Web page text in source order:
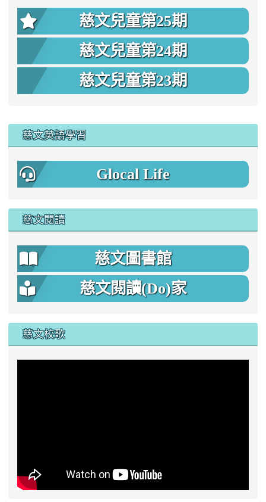
慈文兒童第25期
慈文兒童第24期
慈文兒童第23期
慈文英語學習
Glocal Life
慈文閱讀
慈文圖書館
慈文閱讀(Do)家
慈文校歌